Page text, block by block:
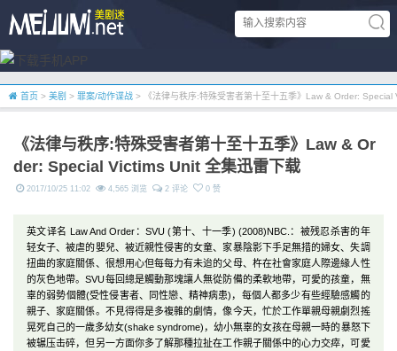
首页 > 美剧 > 罪案/动作谍战 > 《法律与秩序:特殊受害者第十至十五季》Law & Order: Special
《法律与秩序:特殊受害者第十至十五季》Law & Or
der: Special Victims Unit 全集迅雷下载
2017/10/25 11:02 4,565 浏览 2 评论 0 赞
英文译名 Law And Order：SVU (第十、十一季) (2008)NBC.：被残忍杀害的年
轻女子、被虐的嬰兒、被近親性侵害的女童、家暴陰影下手足無措的婦女、失調
扭曲的家庭關係、很想用心但每每力有未迨的父母、杵在社會家庭人際邊緣人性
的灰色地帶。SVU每回總是觸動那塊讓人無從防備的柔軟地帶，可愛的孩童，無
辜的弱勢個體(受性侵害者、同性戀、精神病患)，每個人都多少有些經驗感觸的
親子、家庭關係。不見得得是多複雜的劇情，像今天，忙於工作單親母親劇烈搖
晃死自己的一歲多幼女(shake syndrome)，幼小無辜的女孩在母親一時的暴怒下
被辗压击碎，但另一方面你多了解那種拉扯在工作親子關係中的心力交瘁，可愛